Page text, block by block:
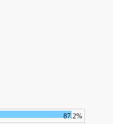
87.2%